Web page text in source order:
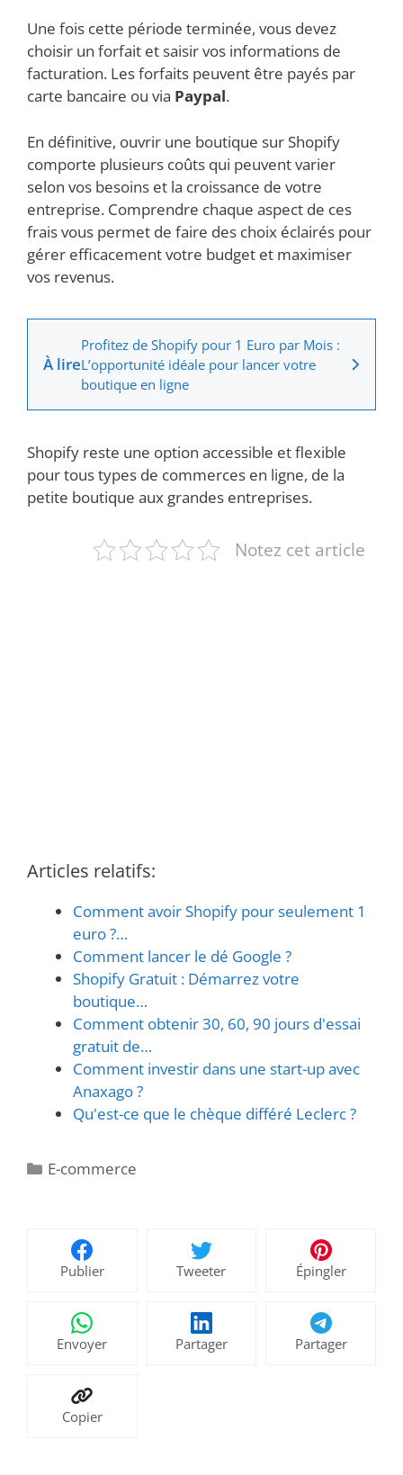
Une fois cette période terminée, vous devez
choisir un forfait et saisir vos informations de
facturation. Les forfaits peuvent être payés par
carte bancaire ou via Paypal.
En définitive, ouvrir une boutique sur Shopify
comporte plusieurs coûts qui peuvent varier
selon vos besoins et la croissance de votre
entreprise. Comprendre chaque aspect de ces
frais vous permet de faire des choix éclairés pour
gérer efficacement votre budget et maximiser
vos revenus.
À lire
Profitez de Shopify pour 1 Euro par Mois :
L’opportunité idéale pour lancer votre
boutique en ligne
Shopify reste une option accessible et flexible
pour tous types de commerces en ligne, de la
petite boutique aux grandes entreprises.
Notez cet article
Articles relatifs:
Comment avoir Shopify pour seulement 1
euro ?…
Comment lancer le dé Google ?
Shopify Gratuit : Démarrez votre
boutique…
Comment obtenir 30, 60, 90 jours d'essai
gratuit de…
Comment investir dans une start-up avec
Anaxago ?
Qu'est-ce que le chèque différé Leclerc ?
Catégories
E-commerce
Publier Tweeter Épingler
Envoyer Partager Partager
Copier